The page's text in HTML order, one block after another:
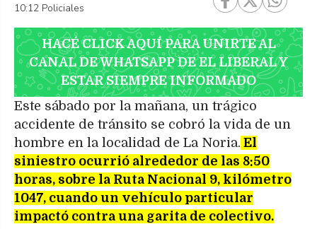
10:12 Policiales
HACÉ CLICK AQUÍ PARA UNIRTE AL
CANAL DE WHATSAPP DE EL LIBERAL Y
ESTAR SIEMPRE INFORMADO
Este sábado por la mañana, un trágico
accidente de tránsito se cobró la vida de un
hombre en la localidad de La Noria. El
siniestro ocurrió alrededor de las 8:50
horas, sobre la Ruta Nacional 9, kilómetro
1047, cuando un vehículo particular
impactó contra una garita de colectivo.